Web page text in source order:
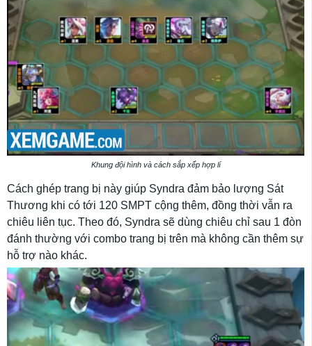
Khung đội hình và cách sắp xếp hợp lí
Cách ghép trang bị này giúp Syndra đảm bảo lượng Sát
Thương khi có tới 120 SMPT cộng thêm, đồng thời vẫn ra
chiêu liên tục. Theo đó, Syndra sẽ dùng chiêu chỉ sau 1 đòn
đánh thường với combo trang bị trên mà không cần thêm sự
hỗ trợ nào khác.